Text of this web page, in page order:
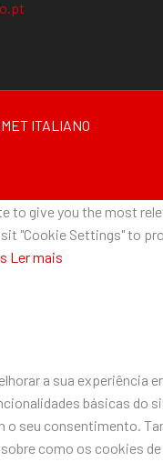
ITALIANO
to give you the most
"Cookie Settings" to
Ler mais
a sua experiência
básicas do
o seu consentimento.
como os cookies